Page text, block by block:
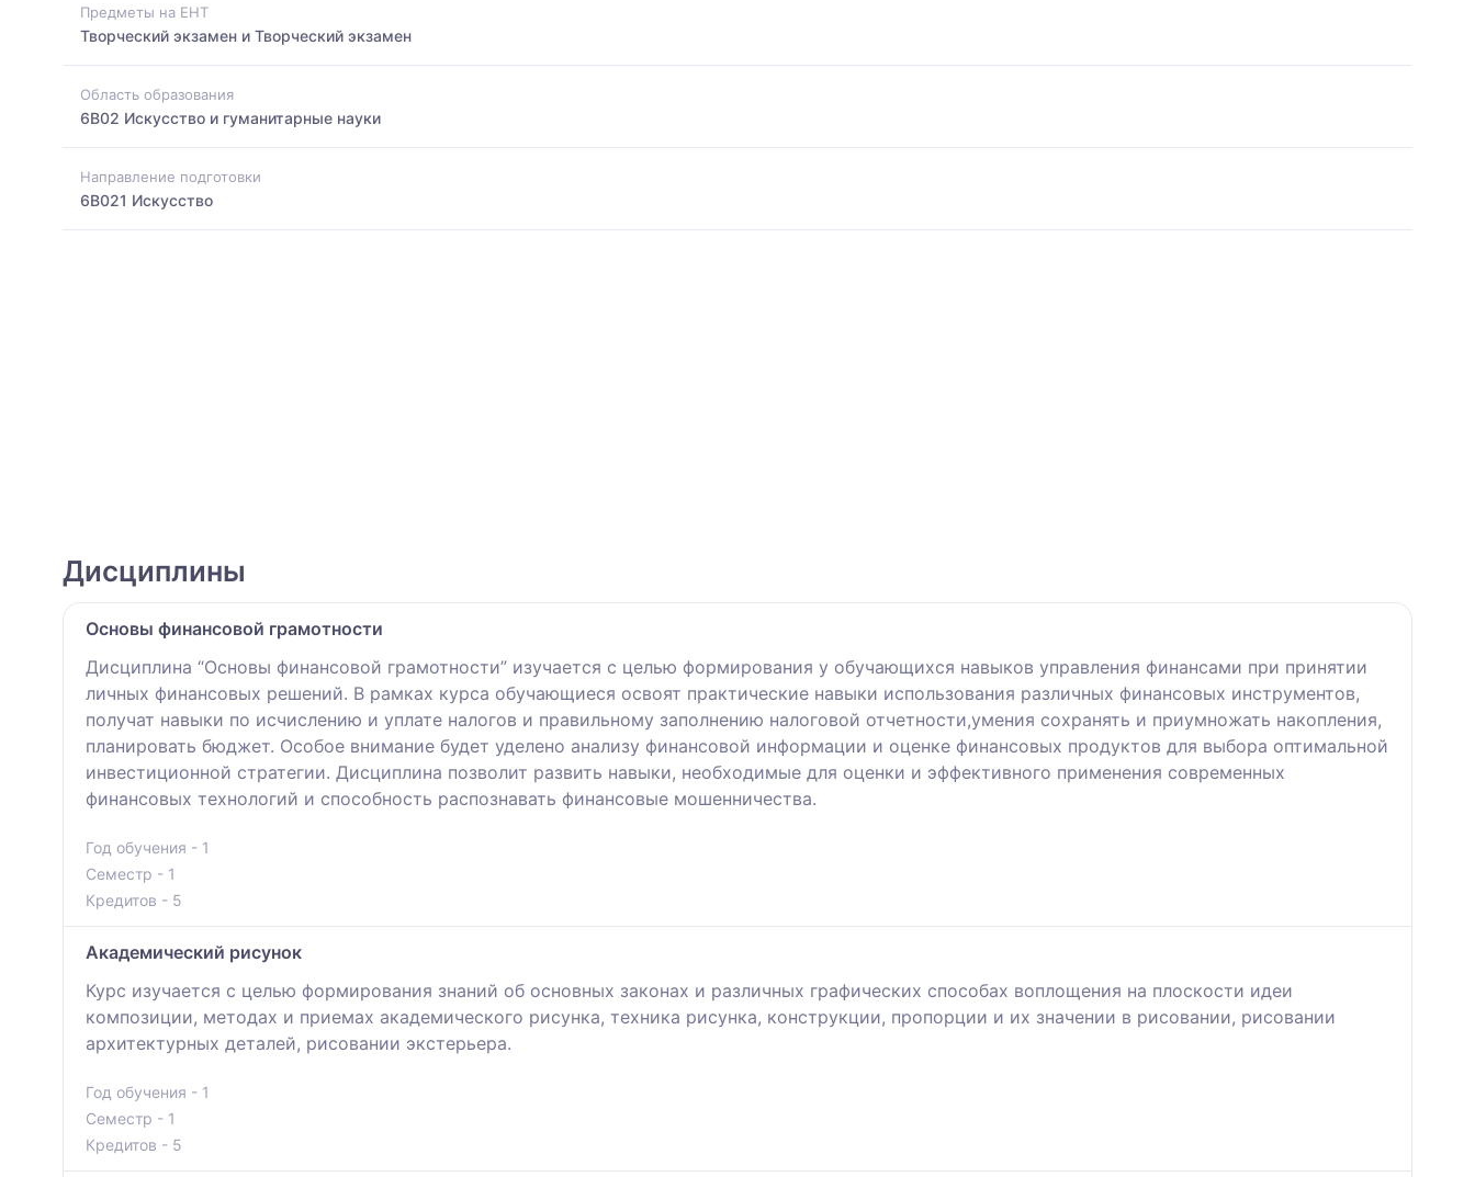
Предметы на ЕНТ
Творческий экзамен и Творческий экзамен
Область образования
6B02 Искусство и гуманитарные науки
Направление подготовки
6B021 Искусство
Дисциплины
Основы финансовой грамотности
Дисциплина “Основы финансовой грамотности” изучается с целью формирования у обучающихся навыков управления финансами при принятии
личных финансовых решений. В рамках курса обучающиеся освоят практические навыки использования различных финансовых инструментов,
получат навыки по исчислению и уплате налогов и правильному заполнению налоговой отчетности,умения сохранять и приумножать накопления,
планировать бюджет. Особое внимание будет уделено анализу финансовой информации и оценке финансовых продуктов для выбора оптимальной
инвестиционной стратегии. Дисциплина позволит развить навыки, необходимые для оценки и эффективного применения современных
финансовых технологий и способность распознавать финансовые мошенничества.
Год обучения - 1
Семестр - 1
Кредитов - 5
Академический рисунок
Курс изучается с целью формирования знаний об основных законах и различных графических способах воплощения на плоскости идеи
композиции, методах и приемах академического рисунка, техника рисунка, конструкции, пропорции и их значении в рисовании, рисовании
архитектурных деталей, рисовании экстерьера.
Год обучения - 1
Семестр - 1
Кредитов - 5